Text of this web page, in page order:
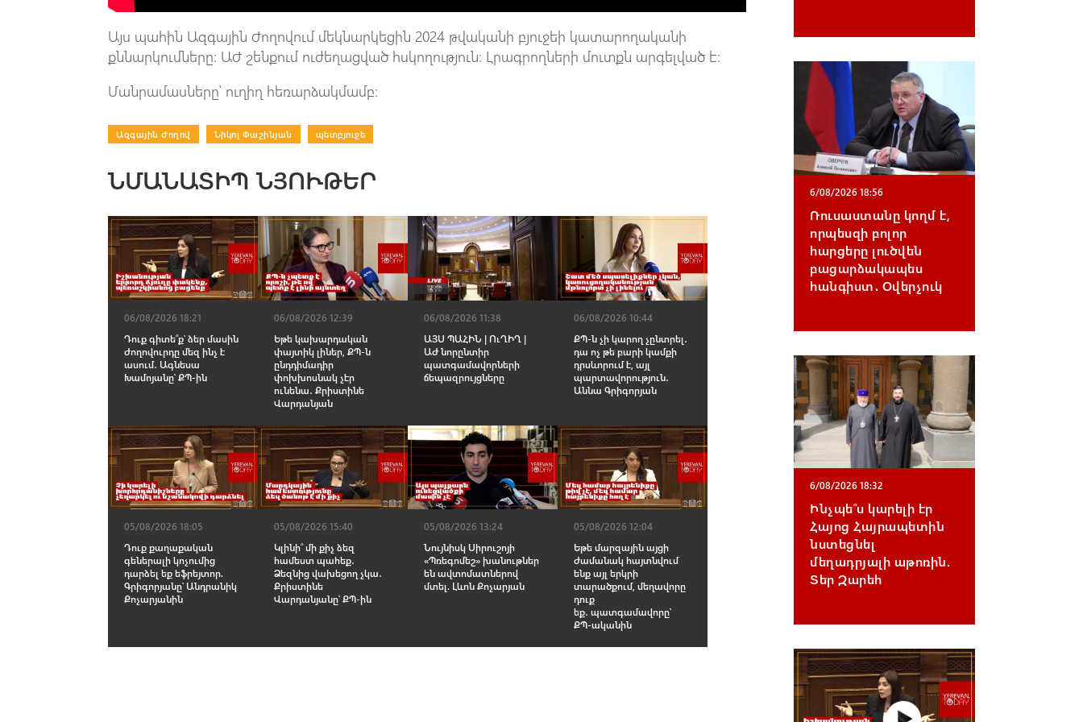
Այս պահին Ազգային Ժողովում մեկնարկեցին 2024 թվականի բյուջեի կատարողականի
քննարկումները։ ԱԺ շենքում ուժեղացված հսկողություն։ Լրագրողների մուտքն արգելված է։
Մանրամասները՝ ուղիղ հեռարձակմամբ։
Ազգային Ժողով Նիկոլ Փաշինյան պետբյուջե
ՆՄԱՆԱՏԻՊ ՆՅՈՒԹԵՐ
06/08/2026 18:21
Դուք գիտե՞ք՝ ձեր մասին
ժողովուրդը մեզ ինչ է
ասում․ Ագնեսա
Խամոյանը՝ ՔՊ-ին
06/08/2026 12:39
Եթե կախարդական
փայտիկ լիներ, ՔՊ-ն
ընդդիմադիր
փոխխոսնակ չէր
ունենա․ Քրիստինե
Վարդանյան
06/08/2026 11:38
ԱՅՍ ՊԱՀԻՆ | ՈւՂԻՂ |
ԱԺ նորընտիր
պատգամավորների
ճեպազրույցները
06/08/2026 10:44
ՔՊ-ն չի կարող չընտրել․
դա ոչ թե բարի կամքի
դրսևորում է, այլ
պարտավորություն․
Աննա Գրիգորյան
05/08/2026 18:05
Դուք քաղաքական
գեներալի կոչումից
դարձել եք եֆրեյտոր.
Գրիգորյանը՝ Անդրանիկ
Քոչարյանին
05/08/2026 15:40
Կլինի՞ մի քիչ ձեզ
համեստ պահեք․
Ձեզնից վախեցող չկա․
Քրիստինե
Վարդանյանը՝ ՔՊ-ին
05/08/2026 13:24
Նույնիսկ Սիրուշոյի
«Պռեգոմեշ» խանութներ
են ավտոմատներով
մտել. Լևոն Քոչարյան
05/08/2026 12:04
Եթե մարզային այցի
ժամանակ հայտնվում
ենք այլ երկրի
տարածքում, մեղավորը
դուք
եք․ պատգամավորը՝
ՔՊ-ականին
6/08/2026 18:56
Ռուսաստանը կողմ է,
որպեսզի բոլոր
հարցերը լուծվեն
բացարձակապես
հանգիստ․ Օվերչուկ
6/08/2026 18:32
Ինչպե՞ս կարելի էր
Հայոց Հայրապետին
նստեցնել
մեղադրյալի աթոռին.
Տեր Զարեհ